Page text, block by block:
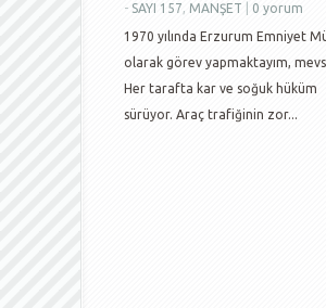
- SAYI 157, MANŞET
0 yorum
1970 yılında Erzurum Emniyet
olarak görev yapmaktayım,
Her tarafta kar ve soğuk hüküm
sürüyor. Araç trafiğinin zor...